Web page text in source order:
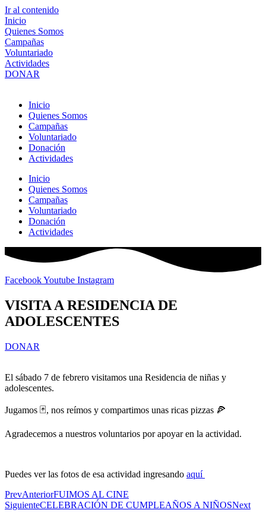
Ir al contenido
Inicio
Quienes Somos
Campañas
Voluntariado
Actividades
DONAR
Inicio
Quienes Somos
Campañas
Voluntariado
Donación
Actividades
Inicio
Quienes Somos
Campañas
Voluntariado
Donación
Actividades
FacebookYoutube Instagram
VISITA A RESIDENCIA DE
ADOLESCENTES
DONAR
El sábado 7 de febrero visitamos una Residencia de niñas y
adolescentes.
Jugamos 🃏, nos reímos y compartimos unas ricas pizzas 🍕
Agradecemos a nuestros voluntarios por apoyar en la actividad.
Puedes ver las fotos de esa actividad ingresando aquí
PrevAnteriorFUIMOS AL CINE
SiguienteCELEBRACIÓN DE CUMPLEAÑOS A NIÑOSNext